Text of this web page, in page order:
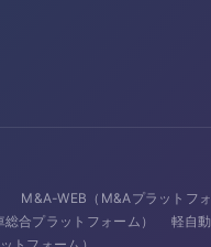
M&A-WEB（M&Aプラットフォ
合プラットフォーム）
軽自動